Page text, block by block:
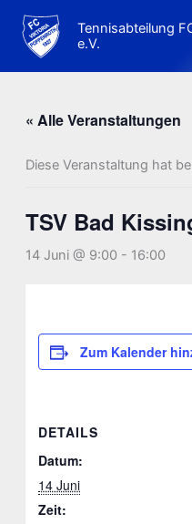
Inhalt
springen
Tennisabteilung
e.V.
« Alle Veranstaltungen
Diese Veranstaltung hat
TSV Bad
14 Juni @ 9:00 - 16:00
Zum Kalender
DETAILS
Datum:
14 Juni
Zeit: